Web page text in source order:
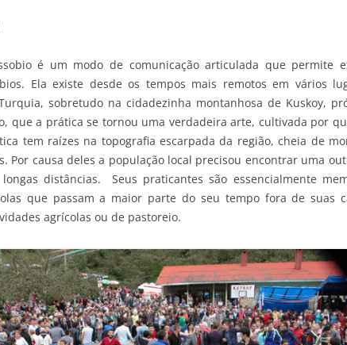
é um modo de comunicação articulada que permite
Ela existe desde os tempos mais remotos em vários
sobretudo na cidadezinha montanhosa de Kuskoy,
que a prática se tornou uma verdadeira arte, cultivada por
tem raízes na topografia escarpada da região, cheia de
Por causa deles a população local precisou encontrar uma
distâncias. Seus praticantes são essencialmente
que passam a maior parte do seu tempo fora de suas
agrícolas ou de pastoreio.